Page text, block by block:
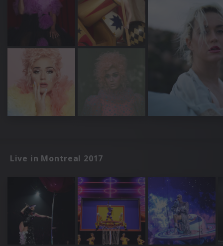
Live in Montreal 2017